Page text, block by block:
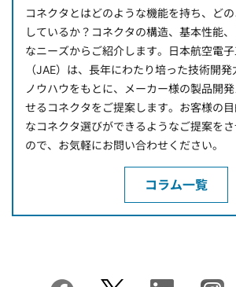
コネクタとはどのような機能を持ち、ど
しているか？コネクタの構造、基本性能
なニーズからご紹介します。日本航空電
（JAE）は、長年にわたり培った技術開
ノウハウをもとに、メーカー様の製品開
せるコネクタをご提案します。お客様の
なコネクタ選びができるようなご提案を
ので、お気軽にお問い合わせください。
コラム一覧